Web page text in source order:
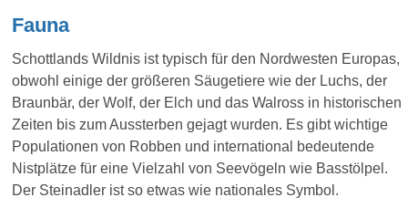
Fauna
Schottlands Wildnis ist typisch für den Nordwesten Europas,
obwohl einige der größeren Säugetiere wie der Luchs, der
Braunbär, der Wolf, der Elch und das Walross in historischen
Zeiten bis zum Aussterben gejagt wurden. Es gibt wichtige
Populationen von Robben und international bedeutende
Nistplätze für eine Vielzahl von Seevögeln wie Basstölpel.
Der Steinadler ist so etwas wie nationales Symbol.